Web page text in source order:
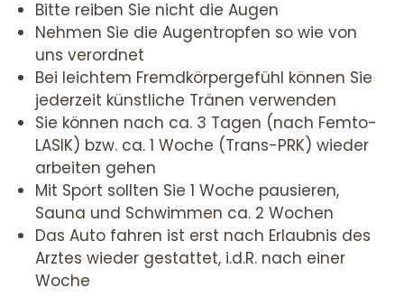
Bitte reiben Sie nicht die Augen
Nehmen Sie die Augentropfen so wie von
uns verordnet
Bei leichtem Fremdkörpergefühl können Sie
jederzeit künstliche Tränen verwenden
Sie können nach ca. 3 Tagen (nach Femto-
LASIK) bzw. ca. 1 Woche (Trans-PRK) wieder
arbeiten gehen
Mit Sport sollten Sie 1 Woche pausieren,
Sauna und Schwimmen ca. 2 Wochen
Das Auto fahren ist erst nach Erlaubnis des
Arztes wieder gestattet, i.d.R. nach einer
Woche